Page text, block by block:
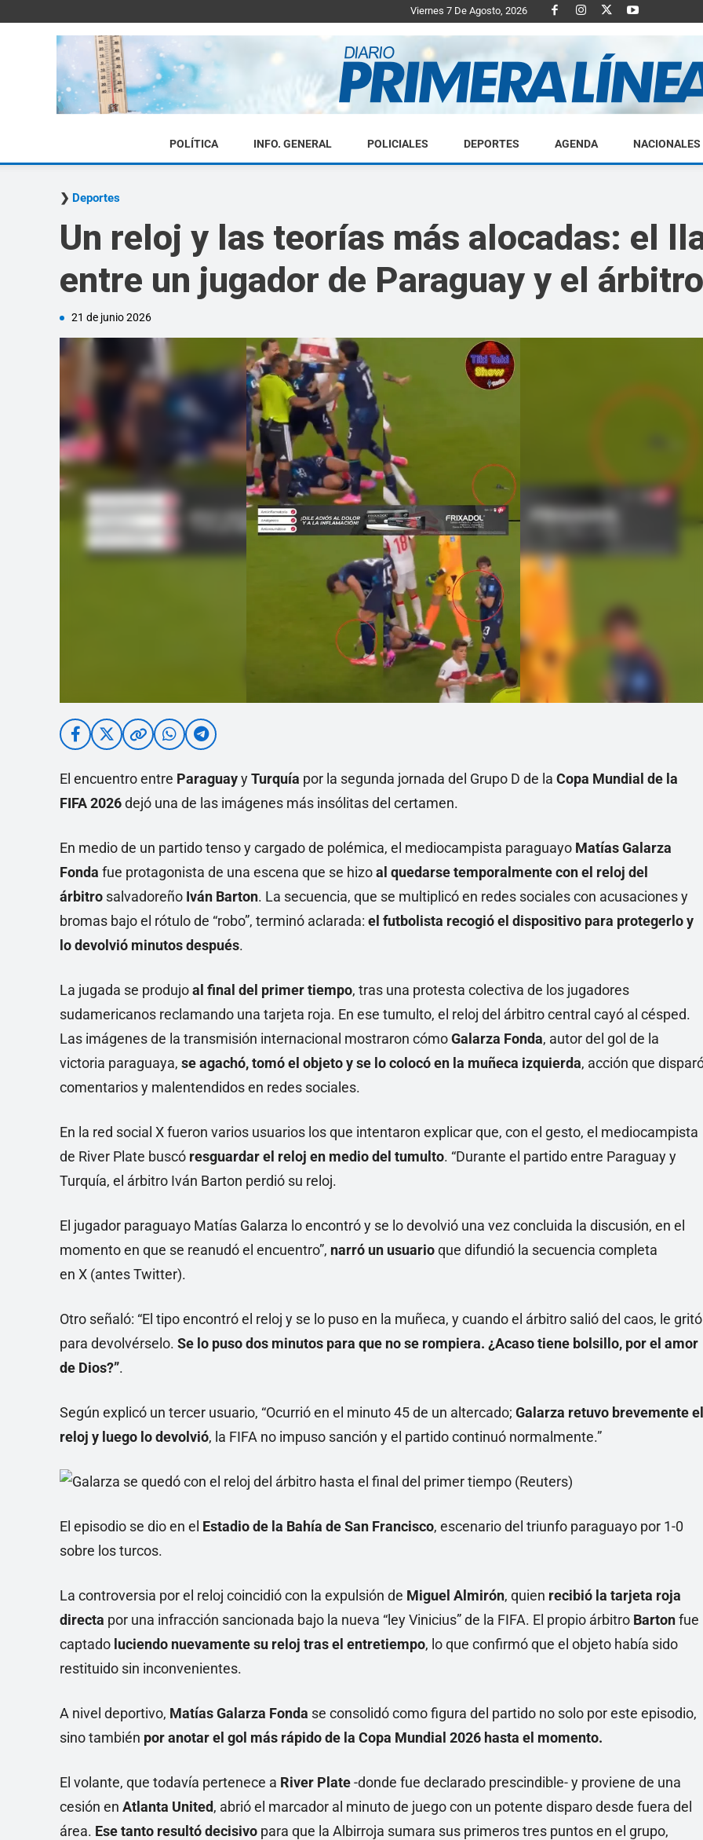
Viernes 7 De Agosto, 2026
Diario
POLÍTICA INFO. GENERAL POLICIALES DEPORTES AGENDA NACIONALES
Deportes
Un reloj y las teorías más alocadas: el
entre un jugador de Paraguay y el
21 de junio 2026
El encuentro entre ParaguayyTurquía por la segunda jornada del Grupo D de la Copa Mundial de la
FIFA 2026dejó una de las imágenes más insólitas del certamen.
En medio de un partido tenso y cargado de polémica, el mediocampista paraguayo Matías Galarza
Fonda fue protagonista de una escena que se hizoal quedarse temporalmente con el reloj del
árbitro salvadoreño Iván Barton. La secuencia, que se multiplicó en redes sociales con acusaciones y
bromas bajo el rótulo de “robo”, terminó aclarada: el futbolista recogió el dispositivo para protegerlo y
lo devolvió minutos después.
La jugada se produjoal final del primer tiempo, tras una protesta colectiva de los jugadores
sudamericanos reclamando una tarjeta roja. En ese tumulto, el reloj del árbitro central cayó al césped.
Las imágenes de la transmisión internacional mostraron cómoGalarza Fonda, autor del gol de la
victoria paraguaya, se agachó, tomó el objeto y se lo colocó en la muñeca izquierda, acción que
comentarios y malentendidos en redes sociales.
En la red social X fueron varios usuarios los que intentaron explicar que, con el gesto, el mediocampista
de River Plate buscó resguardar el reloj en medio del tumulto. “Durante el partido entre Paraguay y
Turquía, el árbitro Iván Barton perdió su reloj.
El jugador paraguayo Matías Galarza lo encontró y se lo devolvió una vez concluida la discusión, en el
momento en que se reanudó el encuentro”, narró un usuarioque difundió la secuencia completa
en X (antes Twitter).
Otro señaló: “El tipo encontró el reloj y se lo puso en la muñeca, y cuando el árbitro salió del caos, le gritó
para devolvérselo. Se lo puso dos minutos para que no se rompiera. ¿Acaso tiene bolsillo, por el amor
de Dios?”.
Según explicó un tercer usuario, “Ocurrió en el minuto 45 de un altercado; Galarza retuvo brevemente el
reloj y luego lo devolvió, la FIFA no impuso sanción y el partido continuó normalmente.”
El episodio se dio en el Estadio de la Bahía de San Francisco, escenario del triunfo paraguayo por 1-0
sobre los turcos.
La controversia por el reloj coincidió con la expulsión de Miguel Almirón, quien recibió la tarjeta roja
directa por una infracción sancionada bajo la nueva “ley Vinicius” de la FIFA. El propio árbitro Bartonfue
captado luciendo nuevamente su reloj tras el entretiempo, lo que confirmó que el objeto había sido
restituido sin inconvenientes.
A nivel deportivo, Matías Galarza Fonda se consolidó como figura del partido no solo por este episodio,
sino también por anotar el gol más rápido de la Copa Mundial 2026 hasta el momento.
El volante, que todavía pertenece a River Plate-donde fue declarado prescindible- y proviene de una
cesión en Atlanta United, abrió el marcador al minuto de juego con un potente disparo desde fuera del
área. Ese tanto resultó decisivo para que la Albirroja sumara sus primeros tres puntos en el grupo,